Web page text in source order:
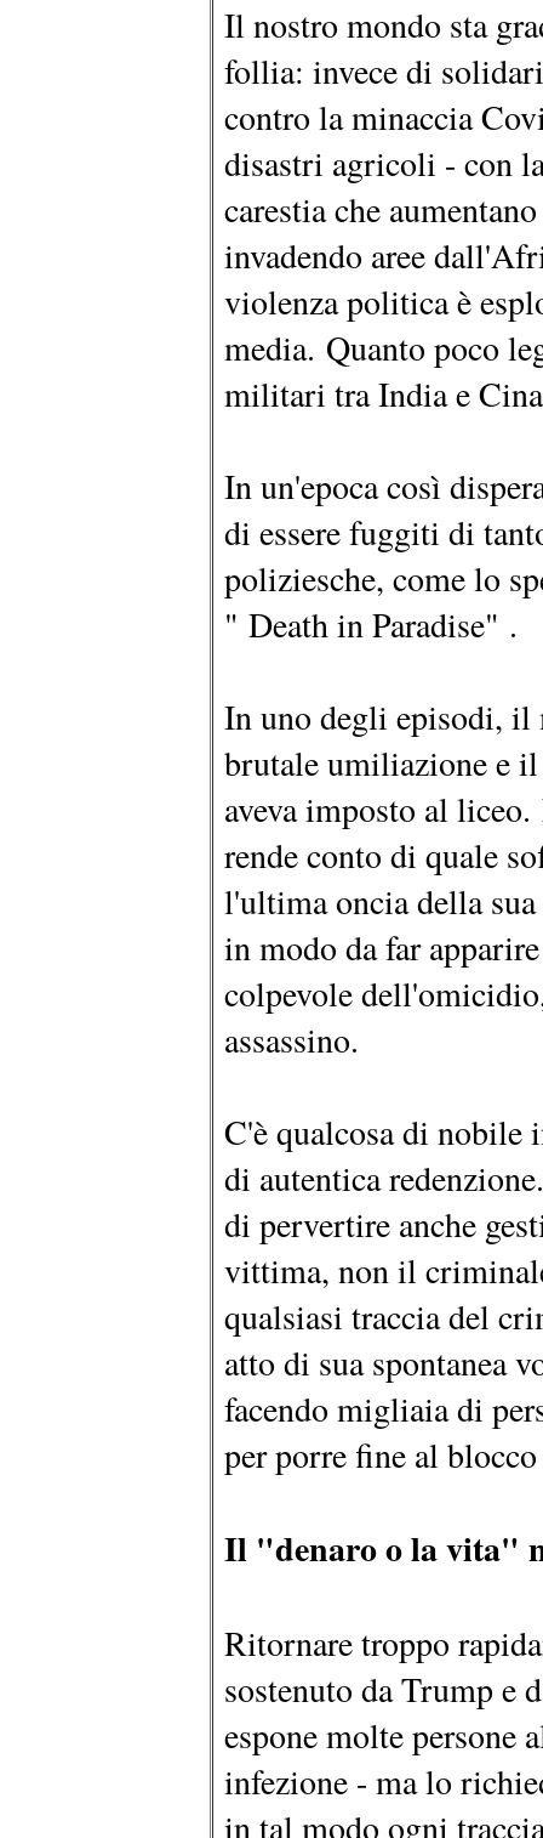
Il nostro mondo sta
follia: invece di
contro la minaccia
disastri agricoli - con
carestia che
invadendo aree
violenza politica è
media. Quanto poco
militari tra India e
In un'epoca così
di essere fuggiti di
poliziesche, come lo
" Death in Paradise" .
In uno degli episodi, il
brutale umiliazione e
aveva imposto al
rende conto di quale
l'ultima oncia della
in modo da far
colpevole
assassino.
C'è qualcosa di nobile
di autentica
di pervertire anche
vittima, non il
qualsiasi traccia del
atto di sua spontanea
facendo migliaia di
per porre fine al
Il "denaro o la vita"
Ritornare troppo
sostenuto da Trump e
espone molte persone
infezione - ma lo
in tal modo ogni